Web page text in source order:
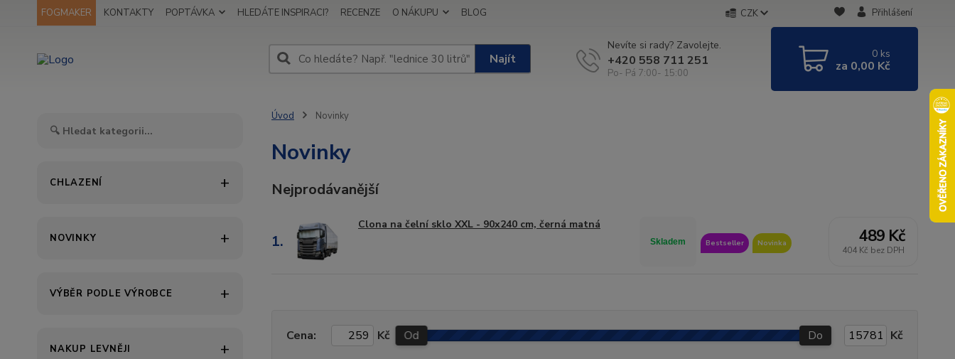
FOGMAKER KONTAKTY POPTÁVKA HLEDÁTE INSPIRACI? RECENZE O NÁKUPU BLOG CZK Přihlášení
Najít
Nevíte si rady? Zavolejte.
+420 558 711 251
Po- Pá 7:00- 15:00
0 ks
za 0,00 Kč
CHLAZENÍ
NOVINKY
VÝBĚR PODLE VÝROBCE
NAKUP LEVNĚJI
Úvod Novinky
Novinky
Nejprodávanější
1.
Clona na čelní sklo XXL - 90x240 cm, černá matná
Skladem Bestseller Novinka 489 Kč
404 Kč bez DPH
Cena: Kč Od Do Kč